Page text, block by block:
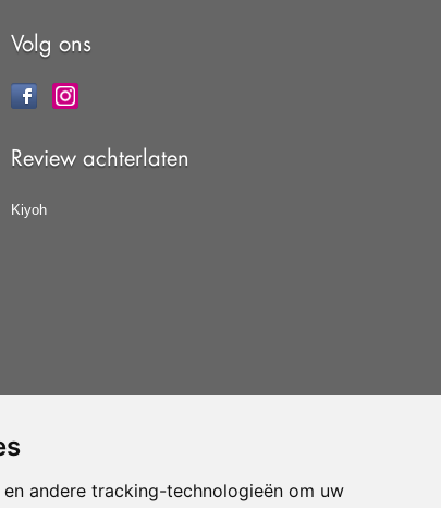
andere tracking-technologieën om uw
Volg ons
Review achterlaten
Kiyoh
voorwaarden